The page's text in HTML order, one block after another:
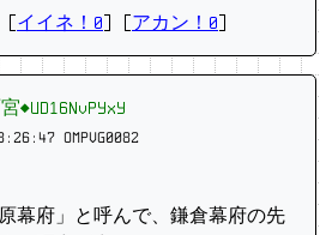
イイネ！0 アカン！0
◆UD16NvPYxY
OMPVG0082
幕府」と呼んで、鎌倉幕府の先